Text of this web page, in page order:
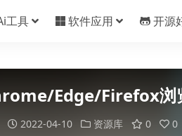
工具 软件应用 开源
Edge/Firefox浏
2022-04-10 资源库 0 0